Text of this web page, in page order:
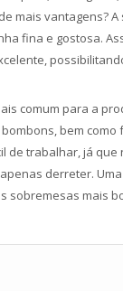
mais vantagens? A
fina e gostosa.
comum para a
bem como
de trabalhar, já que
derreter.
sobremesas mais